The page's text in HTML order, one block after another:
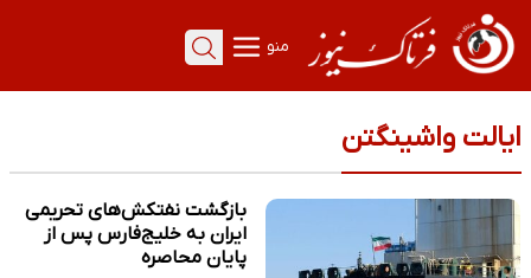
منو
ایالت واشینگتن
بازگشت نفتکش‌های تحریمی
ایران به خلیج‌فارس پس از
پایان محاصره